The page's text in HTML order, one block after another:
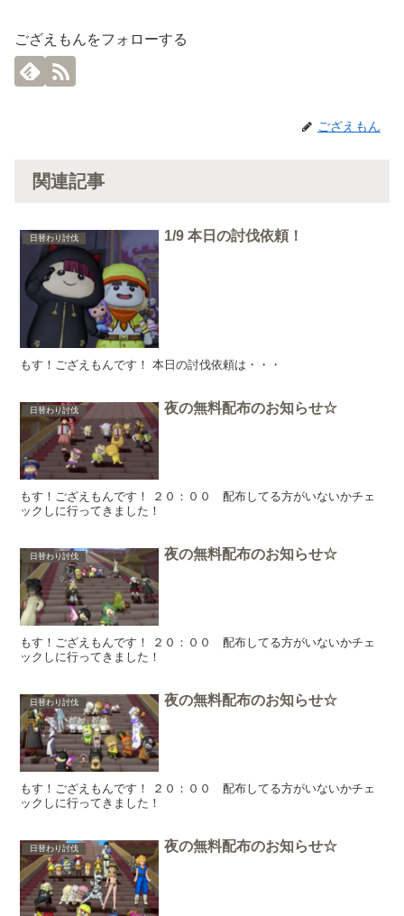
ござえもんをフォローする
ござえもん
関連記事
日替わり討伐 1/9 本日の討伐依頼！
もす！ござえもんです！ 本日の討伐依頼は・・・
日替わり討伐 夜の無料配布のお知らせ☆
もす！ござえもんです！ ２０：００ 配布してる方がいないかチェ
ックしに行ってきました！
日替わり討伐 夜の無料配布のお知らせ☆
もす！ござえもんです！ ２０：００ 配布してる方がいないかチェ
ックしに行ってきました！
日替わり討伐 夜の無料配布のお知らせ☆
もす！ござえもんです！ ２０：００ 配布してる方がいないかチェ
ックしに行ってきました！
日替わり討伐 夜の無料配布のお知らせ☆